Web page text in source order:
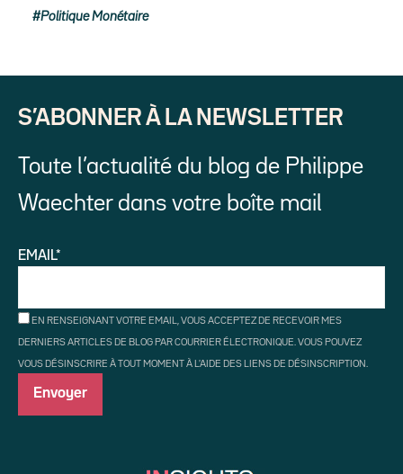
Politique Monétaire
S’ABONNER À LA NEWSLETTER
Toute l’actualité du blog de Philippe
Waechter dans votre boîte mail
EMAIL*
EN RENSEIGNANT VOTRE EMAIL, VOUS ACCEPTEZ DE RECEVOIR MES
DERNIERS ARTICLES DE BLOG PAR COURRIER ÉLECTRONIQUE. VOUS POUVEZ
VOUS DÉSINSCRIRE À TOUT MOMENT À L'AIDE DES LIENS DE DÉSINSCRIPTION.